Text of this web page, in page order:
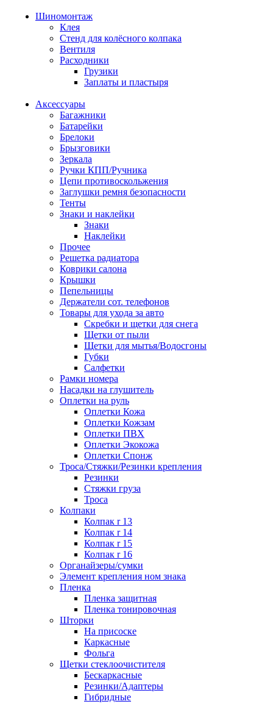
Шиномонтаж
Клея
Стенд для колёсного колпака
Вентиля
Расходники
Грузики
Заплаты и пластыря
Аксессуары
Багажники
Батарейки
Брелоки
Брызговики
Зеркала
Ручки КПП/Ручника
Цепи противоскольжения
Заглушки ремня безопасности
Тенты
Знаки и наклейки
Знаки
Наклейки
Прочее
Решетка радиатора
Коврики салона
Крышки
Пепельницы
Держатели сот. телефонов
Товары для ухода за авто
Скребки и щетки для снега
Щетки от пыли
Щетки для мытья/Водосгоны
Губки
Салфетки
Рамки номера
Насадки на глушитель
Оплетки на руль
Оплетки Кожа
Оплетки Кожзам
Оплетки ПВХ
Оплетки Экокожа
Оплетки Спонж
Троса/Стяжки/Резинки крепления
Резинки
Стяжки груза
Троса
Колпаки
Колпак r 13
Колпак r 14
Колпак r 15
Колпак r 16
Органайзеры/сумки
Элемент крепления ном знака
Пленка
Пленка защитная
Пленка тонировочная
Шторки
На присоске
Каркасные
Фольга
Щетки стеклоочистителя
Бескаркасные
Резинки/Адаптеры
Гибридные